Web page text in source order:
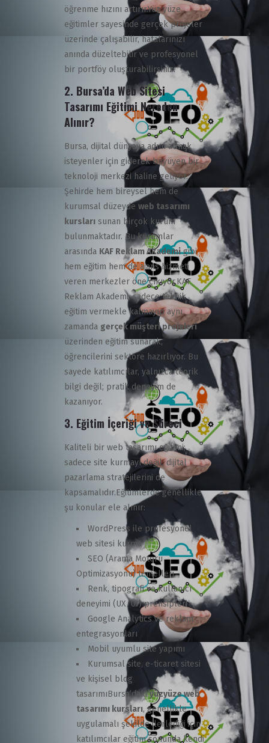
öğrenme hızını artırır.Yüz yüze
eğitimler sayesinde gerçek projeler
üzerinde çalışabilir, hatalarınızı
anında düzeltebilir ve profesyonel
bir portföy oluşturabilirsiniz.
2. Bursa’da Web Sitesi
Tasarımı Eğitimi Nereden
Alınır?
Bursa, dijital dünyaya adım atmak
isteyenler için giderek büyüyen bir
teknoloji merkezi haline geliyor.
Şehirde hem bireysel hem de
kurumsal düzeyde web tasarımı
kurslarısunan birçok kurum
bulunmaktadır. Bu kurumlar
arasında KAF Reklam Akademigibi
hem eğitim hem de ajans hizmeti
veren merkezler öne çıkıyor.KAF
Reklam Akademi, sadece teknik
eğitim vermekle kalmayıp aynı
zamanda gerçek müşteri projeleri
üzerinden eğitim sunarak,
öğrencilerini sektöre hazırlıyor. Bu
sayede katılımcılar, yalnızca teorik
bilgi değil; pratik deneyim de
kazanıyor.
3. Eğitim İçeriği ve Süreci
Kaliteli bir web tasarımı eğitimi;
sadece site kurmayı değil, dijital
pazarlama stratejilerini de
kapsamalıdır.Eğitimlerde genellikle
şu konular ele alınır:
WordPress ile profesyonel
web sitesi kurma
SEO (Arama Motoru
Optimizasyonu) temelleri
Renk, tipografi ve kullanıcı
deneyimi (UX/UI) prensipleri
Google Analytics ve reklam
entegrasyonları
Mobil uyumlu site yapımı
Kurumsal site, e-ticaret sitesi
ve kişisel blog
tasarımıBursa’dakiyüzyüze web
tasarımı kursları, genellikle
uygulamalı şekilde ilerlediği için
katılımcılar eğitim sonunda kendi